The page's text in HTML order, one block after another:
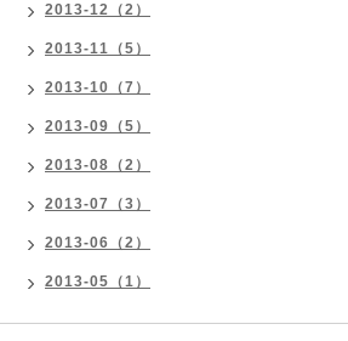
2013-12（2）
2013-11（5）
2013-10（7）
2013-09（5）
2013-08（2）
2013-07（3）
2013-06（2）
2013-05（1）